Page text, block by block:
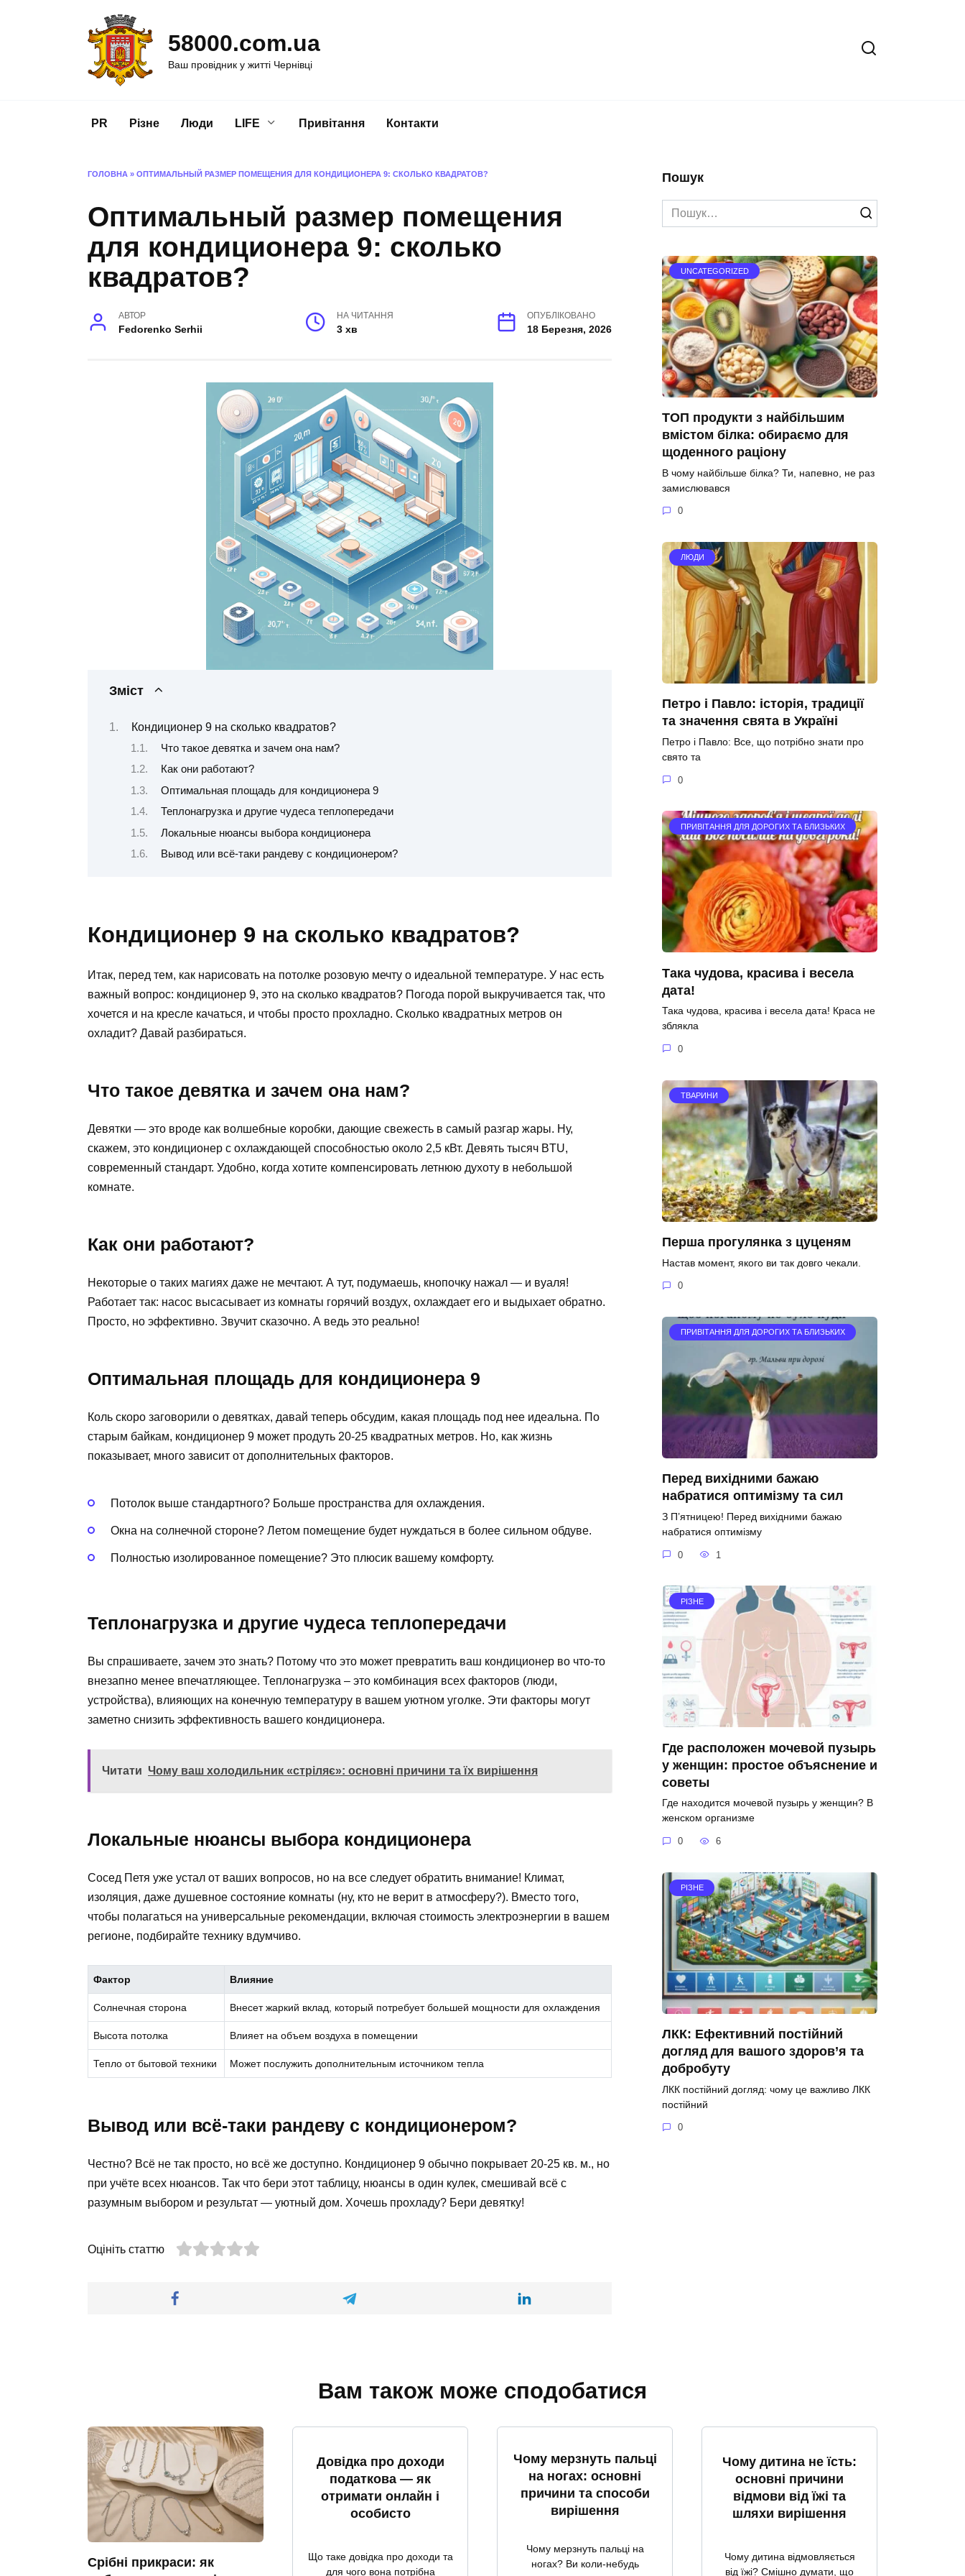
58000.com.ua
Ваш провідник у житті Чернівці
PR Різне Люди LIFE Привітання Контакти
ГОЛОВНА » ОПТИМАЛЬНЫЙ РАЗМЕР ПОМЕЩЕНИЯ ДЛЯ КОНДИЦИОНЕРА 9: СКОЛЬКО КВАДРАТОВ?
Оптимальный размер помещения
для кондиционера 9: сколько
квадратов?
АВТОР
Fedorenko Serhii
НА ЧИТАННЯ
3 хв
ОПУБЛІКОВАНО
18 Березня, 2026
Зміст
Кондиционер 9 на сколько квадратов?
Что такое девятка и зачем она нам?
Как они работают?
Оптимальная площадь для кондиционера 9
Теплонагрузка и другие чудеса теплопередачи
Локальные нюансы выбора кондиционера
Вывод или всё-таки рандеву с кондиционером?
Кондиционер 9 на сколько квадратов?
Итак, перед тем, как нарисовать на потолке розовую мечту о идеальной температуре. У нас есть
важный вопрос: кондиционер 9, это на сколько квадратов? Погода порой выкручивается так, что
хочется и на кресле качаться, и чтобы просто прохладно. Сколько квадратных метров он
охладит? Давай разбираться.
Что такое девятка и зачем она нам?
Девятки — это вроде как волшебные коробки, дающие свежесть в самый разгар жары. Ну,
скажем, это кондиционер с охлаждающей способностью около 2,5 кВт. Девять тысяч BTU,
современный стандарт. Удобно, когда хотите компенсировать летнюю духоту в небольшой
комнате.
Как они работают?
Некоторые о таких магиях даже не мечтают. А тут, подумаешь, кнопочку нажал — и вуаля!
Работает так: насос высасывает из комнаты горячий воздух, охлаждает его и выдыхает обратно.
Просто, но эффективно. Звучит сказочно. А ведь это реально!
Оптимальная площадь для кондиционера 9
Коль скоро заговорили о девятках, давай теперь обсудим, какая площадь под нее идеальна. По
старым байкам, кондиционер 9 может продуть 20-25 квадратных метров. Но, как жизнь
показывает, много зависит от дополнительных факторов.
Потолок выше стандартного? Больше пространства для охлаждения.
Окна на солнечной стороне? Летом помещение будет нуждаться в более сильном обдуве.
Полностью изолированное помещение? Это плюсик вашему комфорту.
Теплонагрузка и другие чудеса теплопередачи
Вы спрашиваете, зачем это знать? Потому что это может превратить ваш кондиционер во что-то
внезапно менее впечатляющее. Теплонагрузка – это комбинация всех факторов (люди,
устройства), влияющих на конечную температуру в вашем уютном уголке. Эти факторы могут
заметно снизить эффективность вашего кондиционера.
Читати Чому ваш холодильник «стріляє»: основні причини та їх вирішення
Локальные нюансы выбора кондиционера
Сосед Петя уже устал от ваших вопросов, но на все следует обратить внимание! Климат,
изоляция, даже душевное состояние комнаты (ну, кто не верит в атмосферу?). Вместо того,
чтобы полагаться на универсальные рекомендации, включая стоимость электроэнергии в вашем
регионе, подбирайте технику вдумчиво.
Фактор Влияние
Солнечная сторона Внесет жаркий вклад, который потребует большей мощности для охлаждения
Высота потолка Влияет на объем воздуха в помещении
Тепло от бытовой техники Может послужить дополнительным источником тепла
Вывод или всё-таки рандеву с кондиционером?
Честно? Всё не так просто, но всё же доступно. Кондиционер 9 обычно покрывает 20-25 кв. м., но
при учёте всех нюансов. Так что бери этот таблицу, нюансы в один кулек, смешивай всё с
разумным выбором и результат — уютный дом. Хочешь прохладу? Бери девятку!
Оцініть статтю
Пошук
Search
for:
UNCATEGORIZED
ТОП продукти з найбільшим
вмістом білка: обираємо для
щоденного раціону
В чому найбільше білка? Ти, напевно, не раз
замислювався
0
ЛЮДИ
Петро і Павло: історія, традиції
та значення свята в Україні
Петро і Павло: Все, що потрібно знати про
свято та
0
ПРИВІТАННЯ ДЛЯ ДОРОГИХ ТА БЛИЗЬКИХ
Така чудова, красива і весела
дата!
Така чудова, красива і весела дата! Краса не
зблякла
0
ТВАРИНИ
Перша прогулянка з цуценям
Настав момент, якого ви так довго чекали.
0
ПРИВІТАННЯ ДЛЯ ДОРОГИХ ТА БЛИЗЬКИХ
Перед вихідними бажаю
набратися оптимізму та сил
З П’ятницею! Перед вихідними бажаю
набратися оптимізму
0 1
РІЗНЕ
Где расположен мочевой пузырь
у женщин: простое объяснение и
советы
Где находится мочевой пузырь у женщин? В
женском организме
0 6
РІЗНЕ
ЛКК: Ефективний постійний
догляд для вашого здоров’я та
добробуту
ЛКК постійний догляд: чому це важливо ЛКК
постійний
0
Вам також може сподобатися
Срібні прикраси: як
Довідка про доходи
податкова — як
отримати онлайн і
особисто
Що таке довідка про доходи та
для чого вона потрібна
Чому мерзнуть пальці
на ногах: основні
причини та способи
вирішення
Чому мерзнуть пальці на
ногах? Ви коли-небудь
Чому дитина не їсть:
основні причини
відмови від їжі та
шляхи вирішення
Чому дитина відмовляється
від їжі? Смішно думати, що